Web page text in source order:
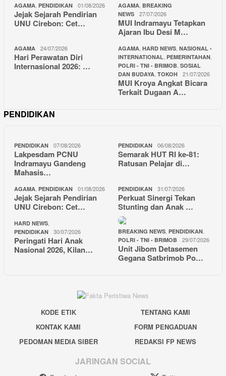
AGAMA PENDIDIKAN 01/08/2026
Jejak Sejarah Pendirian
UNU Cirebon: Cet…
AGAMA BREAKING
NEWS
27/07/2026
MUI Indramayu Tetapkan
Ajaran Ibu Desi M…
AGAMA 24/07/2026
Hari Perawatan Diri
Internasional 2026: …
AGAMA HARD NEWS NASIONAL -
INTERNATIONAL PEMERINTAHAN
POLRI - TNI - BRIMOB SOSIAL
DAN BUDAYA TOKOH 21/07/2026
MUI Kroya Angkat Bicara
Terkait Dugaan A…
PENDIDIKAN
PENDIDIKAN 07/08/2026
Lakpesdam PCNU
Indramayu Gandeng
Mahasis…
PENDIDIKAN 06/08/2026
Semarak HUT RI ke-81:
Ratusan Pelajar di…
AGAMA PENDIDIKAN 01/08/2026
Jejak Sejarah Pendirian
UNU Cirebon: Cet…
PENDIDIKAN 31/07/2026
Perkuat Sinergi Tekan
Stunting dan Anak …
HARD NEWS
PENDIDIKAN 30/07/2026
Peringati Hari Anak
Nasional 2026, Kilan…
BREAKING NEWS PENDIDIKAN
POLRI - TNI - BRIMOB 29/07/2026
Unit Jibom Detasemen
Gegana Satbrimob Po…
KODE ETIK
TENTANG KAMI
KONTAK KAMI
FORM PENGADUAN
PEDOMAN MEDIA SIBER
REDAKSI FP NEWS
JARINGAN SOCIAL